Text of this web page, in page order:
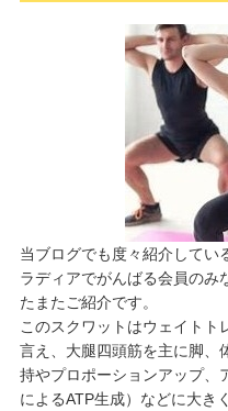
当ブログでも度々紹介してい
ラディアでがんばる会員のみ
たまたご紹介です。
このスクワットはウェイトト
言え、大腿四頭筋を主に脚、
持やプロポーションアップ、
によるATP生成）などに大き